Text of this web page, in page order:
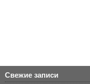
Свежие записи